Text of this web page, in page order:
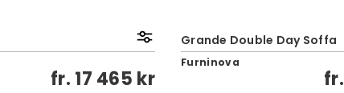
fr. 17 465 kr
Grande Double Day Soffa
Furninova
fr.